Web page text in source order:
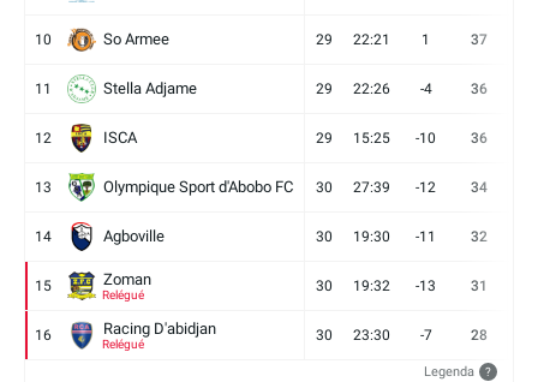
10 So Armee 29 22:21 1 37
11 Stella Adjame 29 22:26 -4 36
12 ISCA 29 15:25 -10 36
13 Olympique Sport d'Abobo FC 30 27:39 -12 34
14 Agboville 30 19:30 -11 32
15 Zoman
Relégué
30 19:32 -13 31
16 Racing D'abidjan
Relégué
30 23:30 -7 28
Legenda ?